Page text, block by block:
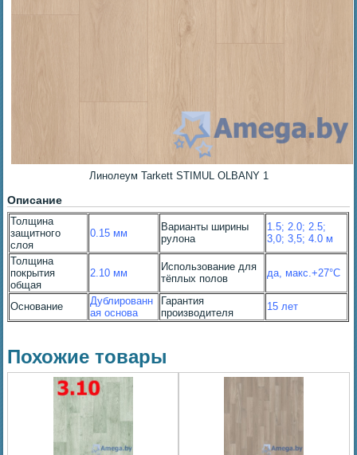
Линолеум Tarkett STIMUL OLBANY 1
Описание
Толщина
защитного
слоя
0.15 мм
Варианты ширины
рулона
1.5; 2.0; 2.5;
3,0; 3,5; 4.0 м
Толщина
покрытия
общая
2.10 мм
Использование для
тёплых полов
да, макс.+27°С
Основание
Дублированн
ая основа
Гарантия
производителя
15 лет
Похожие товары